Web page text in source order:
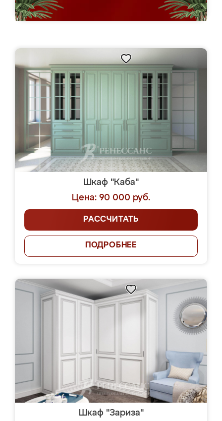
Шкаф "Каба"
Цена: 90 000 руб.
РАССЧИТАТЬ
ПОДРОБНЕЕ
Шкаф "Зариза"